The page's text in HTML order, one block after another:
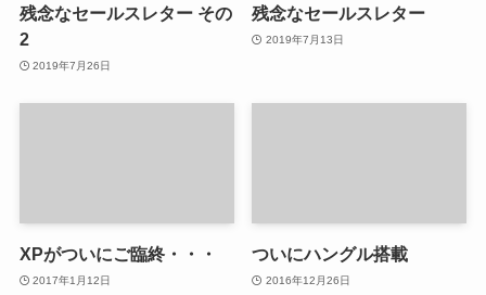
残念なセールスレター その
2
2019年7月26日
残念なセールスレター
2019年7月13日
XPがついにご臨終・・・
2017年1月12日
ついにハングル搭載
2016年12月26日